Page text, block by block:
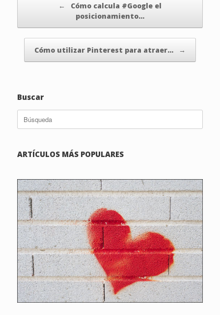
←
Cómo calcula #Google el
posicionamiento…
Cómo utilizar Pinterest para atraer… →
Buscar
Buscar:
ARTÍCULOS MÁS POPULARES